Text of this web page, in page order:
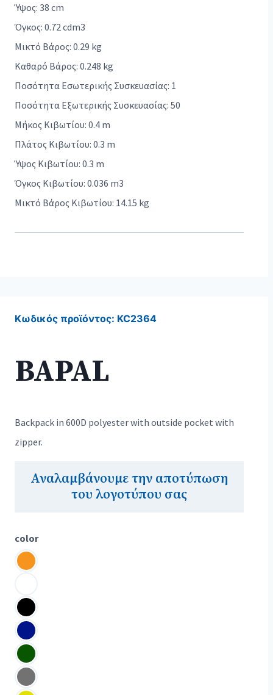
Ύψος: 38 cm
Όγκος: 0.72 cdm3
Μικτό Βάρος: 0.29 kg
Καθαρό Βάρος: 0.248 kg
Ποσότητα Εσωτερικής Συσκευασίας: 1
Ποσότητα Εξωτερικής Συσκευασίας: 50
Μήκος Κιβωτίου: 0.4 m
Πλάτος Κιβωτίου: 0.3 m
Ύψος Κιβωτίου: 0.3 m
Όγκος Κιβωτίου: 0.036 m3
Μικτό Βάρος Κιβωτίου: 14.15 kg
Κωδικός προϊόντος: KC2364
BAPAL
Backpack in 600D polyester with outside pocket with
zipper.
Αναλαμβάνουμε την αποτύπωση
του λογοτύπου σας
color